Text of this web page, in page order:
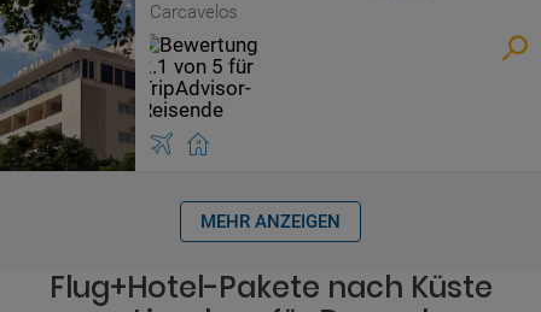
Carcavelos
MEHR ANZEIGEN
Flug+Hotel-Pakete nach Küste